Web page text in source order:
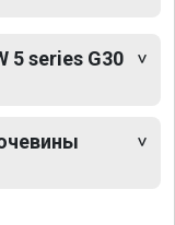
5 series G30